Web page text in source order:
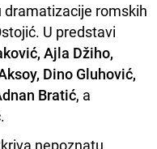
dramatizacije romskih
U predstavi
Ajla Džiho,
Dino Gluhović,
Bratić, a
.
nepoznatu